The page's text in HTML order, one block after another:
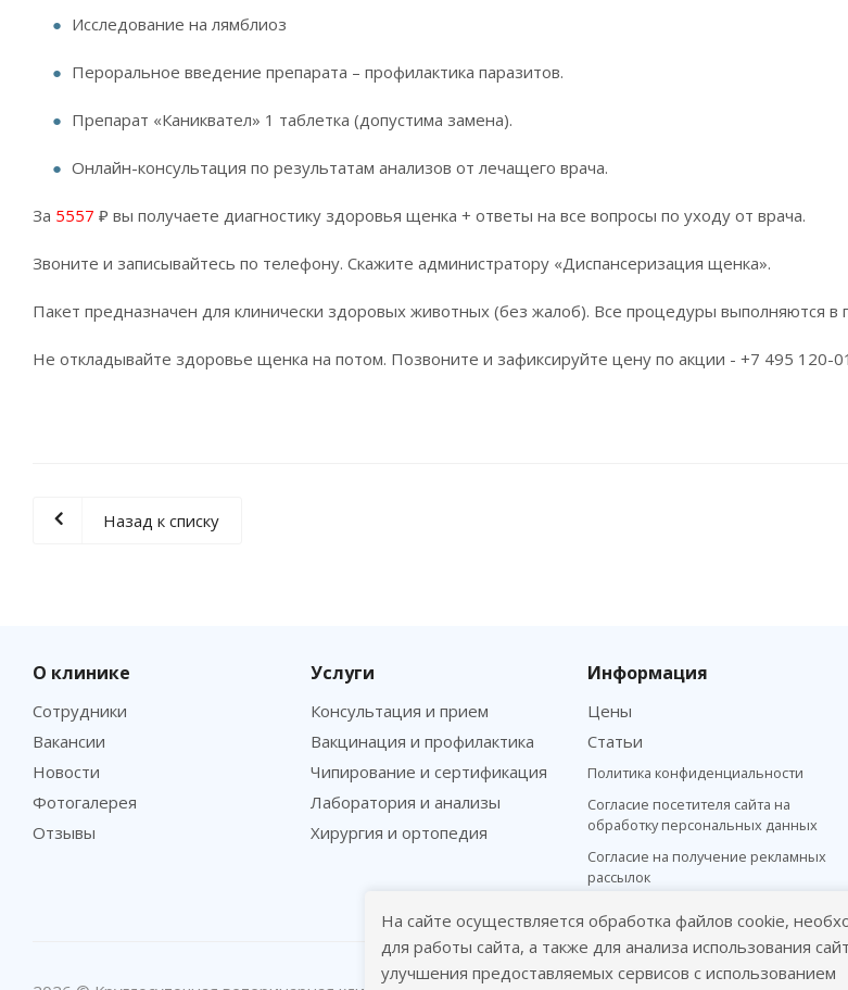
Исследование на лямблиоз
Пероральное введение препарата – профилактика паразитов.
Препарат «Каниквател» 1 таблетка (допустима замена).
Онлайн-консультация по результатам анализов от лечащего врача.
За 5557 ₽ вы получаете диагностику здоровья щенка + ответы на все вопросы по уходу от врача.
Звоните и записывайтесь по телефону. Скажите администратору «Диспансеризация щенка».
Пакет предназначен для клинически здоровых животных (без жалоб). Все процедуры выполняются в
Не откладывайте здоровье щенка на потом. Позвоните и зафиксируйте цену по акции - +7 495 120-
Назад к списку
О клинике
Сотрудники
Вакансии
Новости
Фотогалерея
Отзывы
Услуги
Консультация и прием
Вакцинация и профилактика
Чипирование и сертификация
Лаборатория и анализы
Хирургия и ортопедия
Информация
Цены
Статьи
Политика конфиденциальности
Согласие посетителя сайта на
обработку персональных данных
Согласие на получение рекламных
рассылок
На сайте осуществляется обработка файлов cookie,
для работы сайта, а также для анализа использования
улучшения предоставляемых сервисов с использованием